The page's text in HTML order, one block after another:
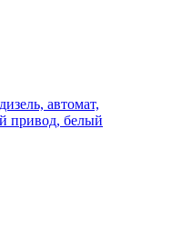
автомат,
привод, белый